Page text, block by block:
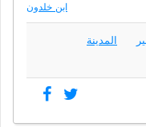
ابن خلدون
المدينة